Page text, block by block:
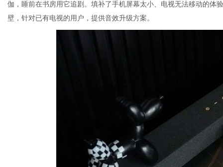
伽，睡前在书房用它追剧。填补了手机屏幕太小、电视无法移动的体
壁，针对已有电视的用户，提供音效升级方案。